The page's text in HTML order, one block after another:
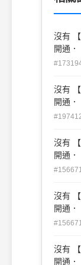
沒有
開通．
沒有
開通．
沒有
開通．
沒有
開通．
沒有
開通．